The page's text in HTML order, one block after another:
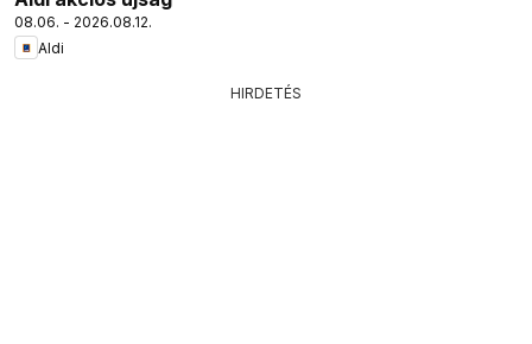
08.06. - 2026.08.12.
Aldi
HIRDETÉS